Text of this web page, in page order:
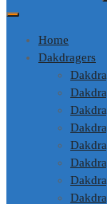
Home
Dakdragers